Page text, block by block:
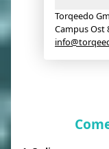
Torqeedo
Campus Ost